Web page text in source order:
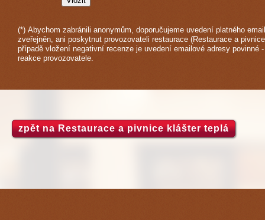
(*) Abychom zabránili anonymům, doporučujeme uvedení platného
zveřejněn, ani poskytnut provozovateli restaurace (Restaurace a
případě vložení negativní recenze je uvedení emailové adresy povinné
reakce provozovatele.
zpět na Restaurace a pivnice klášter teplá